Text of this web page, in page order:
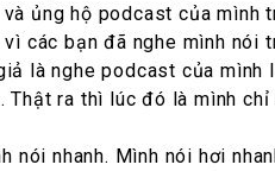
ủng hộ podcast của mình
các bạn đã nghe mình
là nghe podcast của
ra thì lúc đó là mình chỉ
nhanh. Mình nói hơi